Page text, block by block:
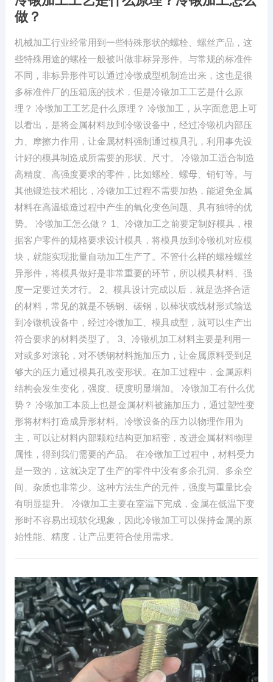
做？
机械加工行业经常用到一些特殊形状的螺栓、螺丝产品，这
些特殊用途的螺栓一般被叫做非标异形件。与常规的标准件
不同，非标异形件可以通过冷镦成型机制造出来，这也是很
多标准件厂的压箱底的技术，但是冷镦加工工艺是什么原
理？ 冷镦加工工艺是什么原理？ 冷镦加工，从字面意思上可
以看出，是将金属材料放到冷镦设备中，经过冷镦机内部压
力、摩擦力作用，让金属材料强制通过模具孔，利用事先设
计好的模具制造成所需要的形状、尺寸。 冷镦加工适合制造
高精度、高强度要求的零件，比如螺栓、螺母、销钉等。与
其他锻造技术相比，冷镦加工过程不需要加热，能避免金属
材料在高温锻造过程中产生的氧化变色问题、具有独特的优
势。 冷镦加工怎么做？ 1、冷镦加工之前要定制好模具，根
据客户零件的规格要求设计模具，将模具放到冷镦机对应模
块，就能实现批量自动加工生产了。不管什么样的螺栓螺丝
异形件，将模具做好是非常重要的环节，所以模具材料、强
度一定要过关才行。 2、模具设计完成以后，就是选择合适
的材料，常见的就是不锈钢、碳钢，以棒状或线材形式输送
到冷镦机设备中，经过冷镦加工、模具成型，就可以生产出
符合要求的材料类型了。 3、冷镦机加工材料主要是利用一
对或多对滚轮，对不锈钢材料施加压力，让金属原料受到足
够大的压力通过模具孔改变形状。在加工过程中，金属原料
结构会发生变化，强度、硬度明显增加。 冷镦加工有什么优
势？ 冷镦加工本质上也是金属材料被施加压力，通过塑性变
形将材料打造成异形材料。冷镦设备的压力以物理作用为
主，可以让材料内部颗粒结构更加精密，改进金属材料物理
属性，得到我们需要的产品。 在冷镦加工过程中，材料受力
是一致的，这就决定了生产的零件中没有多余孔洞、多余空
间、杂质也非常少。这种方法生产的元件，强度与重量比会
有明显提升。 冷镦加工主要在室温下完成，金属在低温下变
形时不容易出现软化现象，因此冷镦加工可以保持金属的原
始性能、精度，让产品更符合使用需求。